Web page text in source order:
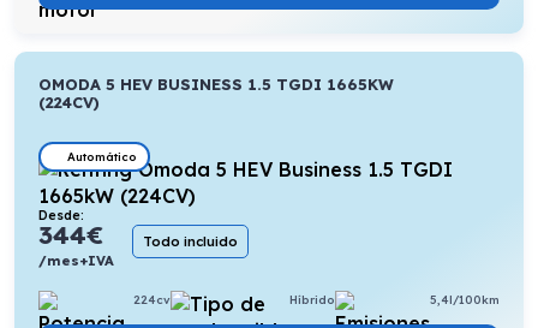
OMODA 5 HEV BUSINESS 1.5 TGDI 1665KW
(224CV)
Automático
Desde:
344€
/mes+IVA
Todo incluido
224cv Híbrido 5,4l/100km